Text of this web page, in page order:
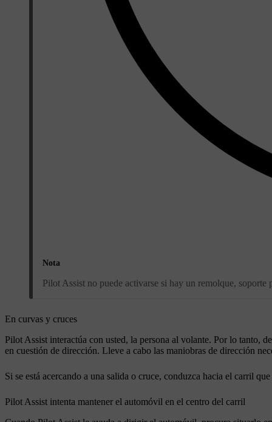
Nota
Pilot Assist no puede activarse si hay un remolque,
En curvas y cruces
Pilot Assist interactúa con usted, la persona al volante. Por lo tanto,
en cuestión de dirección. Lleve a cabo las maniobras de dirección
Si se está acercando a una salida o cruce, conduzca hacia el carril
Pilot Assist intenta mantener el automóvil en el centro del carril